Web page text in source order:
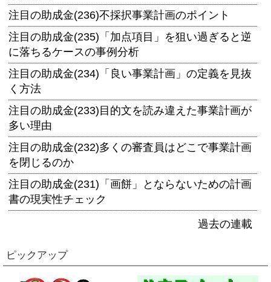
注目の助成金(236)不採択事業計画のポイント
注目の助成金(235)「加点項目」を狙い過ぎると逆
に落ちるケースの事例分析
注目の助成金(234)「良い事業計画」の定義を見抜
く方法
注目の助成金(233)目的文を読み違えた事業計画が
多い理由
注目の助成金(232)多くの審査員はどこで事業計画
を閉じるのか
注目の助成金(231)「画餅」とならないための計画
書の現実性チェック
過去の連載
ピックアップ